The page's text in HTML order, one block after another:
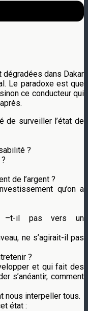
dans Dakar
Le paradoxe est que
ce conducteur qui
de surveiller l’état de
?
de l’argent ?
qu’on a
–t-il pas vers un
ne s’agirait-il pas
?
et qui fait des
s’anéantir, comment
nous interpeller tous.
état :